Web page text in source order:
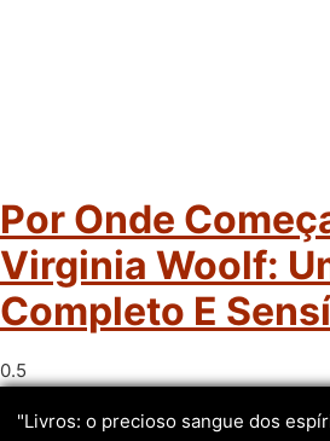
Por Onde
Virginia Woolf:
Completo E
"Livros: o precioso sangue dos